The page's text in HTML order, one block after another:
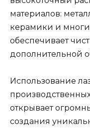
материалов:
керамики и
обеспечивает
дополнительной
Использование
открывает
создания